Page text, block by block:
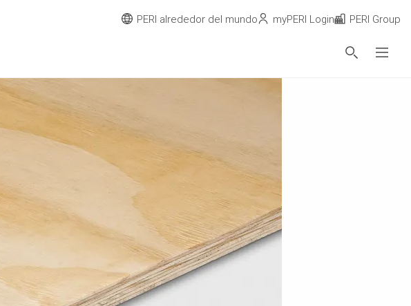
PERI alrededor del mundo myPERI Login PERI Group